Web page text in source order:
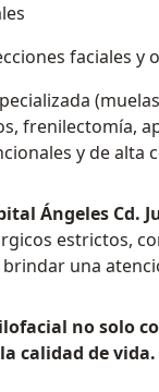
faciales y
frenilectomía,
y de alta
Ángeles Cd.
estrictos,
una
no solo
calidad de vida.